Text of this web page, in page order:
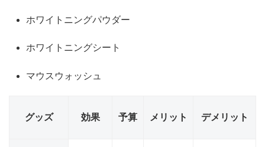
ホワイトニングパウダー
ホワイトニングシート
マウスウォッシュ
グッズ 効果 予算 メリット デメリット